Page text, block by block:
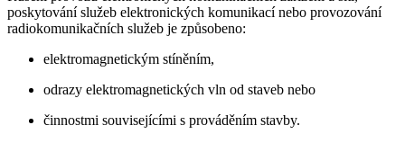
poskytování služeb elektronických komunikací nebo provozování
radiokomunikačních služeb je způsobeno:
elektromagnetickým stíněním,
odrazy elektromagnetických vln od staveb nebo
činnostmi souvisejícími s prováděním stavby.